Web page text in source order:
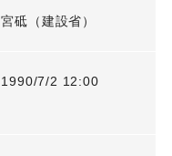
宮砥（建設省）
1990/7/2 12:00